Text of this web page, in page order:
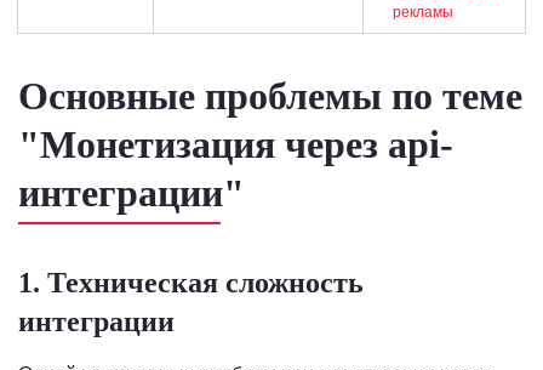
рекламы
Основные проблемы по теме
"Монетизация через api-
интеграции"
1. Техническая сложность
интеграции